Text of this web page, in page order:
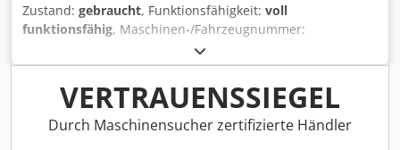
Zustand: gebraucht, Funktionsfähigkeit: voll
funktionsfähig, Maschinen-/Fahrzeugnummer:
2019, Betriebsstunden:
Tragkraft:1’600 kg, Hubhöhe:4’750 mm, Freihub:1’510
, Kraftstofftyp:elektrisch, Masttyp:Triplex, Bauhöhe:
2’110 mm, Gabelträgerbreite:920 mm, Gabellänge:1’200
, Leergewicht:3’594 kg, Gesamtlänge:2’075 mm,
VERTRAUENSSIEGEL
Durch Maschinensucher zertifizierte Händler